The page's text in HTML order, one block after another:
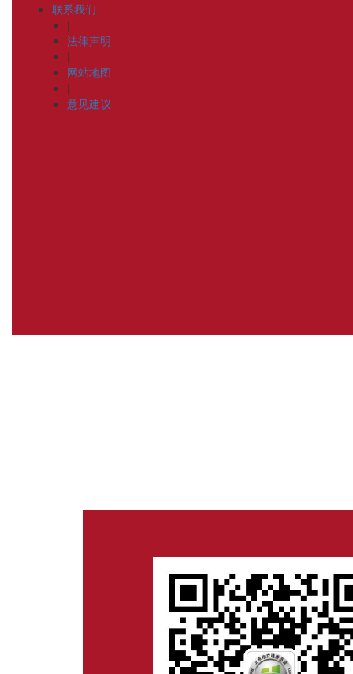
联系我们
|
法律声明
|
网站地图
|
意见建议